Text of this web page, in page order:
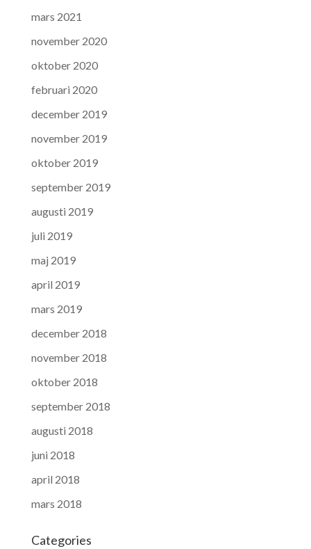
mars 2021
november 2020
oktober 2020
februari 2020
december 2019
november 2019
oktober 2019
september 2019
augusti 2019
juli 2019
maj 2019
april 2019
mars 2019
december 2018
november 2018
oktober 2018
september 2018
augusti 2018
juni 2018
april 2018
mars 2018
Categories